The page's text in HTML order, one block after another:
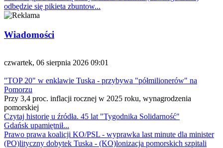
odbędzie się pikieta zbuntow...
Wiadomości
czwartek, 06 sierpnia 2026 09:01
"TOP 20" w enklawie Tuska - przybywa "półmilionerów" na
Pomorzu
Przy 3,4 proc. inflacji rocznej w 2025 roku, wynagrodzenia
pomorskiej
Czytaj historię u źródła. 45 lat "Tygodnika Solidarność"
Gdańsk upamiętnił...
Prawo prawa koalicji KO/PSL - wyprawka last minute dla minister
(PO)lityczny dobytek Tuska - (KO)lonizacja pomorskich szpitali